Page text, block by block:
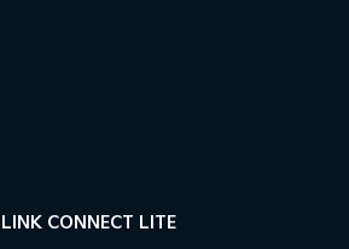
CONNECT LITE